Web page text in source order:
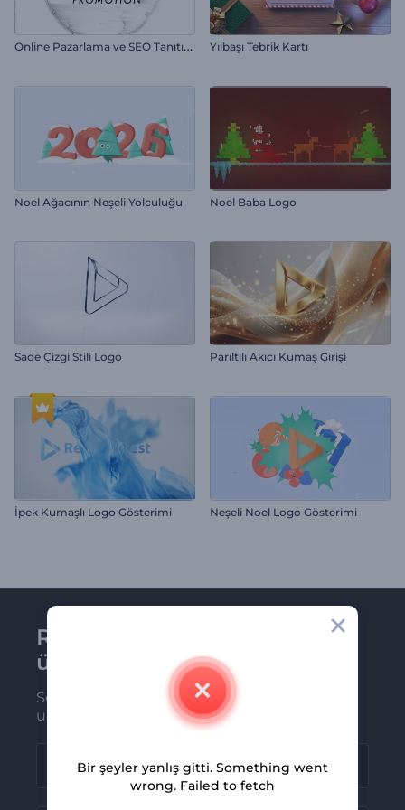
O
nline Pazarlama ve SEO Tanıtımı Yılbaşı Tebrik Kartı
Noel Ağacının Neşeli Yolculuğu Noel Baba Logo
Sade Çizgi Stili Logo Parıltılı Akıcı Kumaş Girişi
İpek Kumaşlı Logo Gösterimi Neşeli Noel Logo Gösterimi
Renderforest bültenine
üye olun
Son haber ve tekliflerimiz ilk olarak size
ulaşsın
Bir şeyler yanlış gitti. Something went
wrong. Failed to fetch